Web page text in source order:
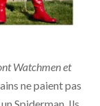
Watchmen et
ne paient pas